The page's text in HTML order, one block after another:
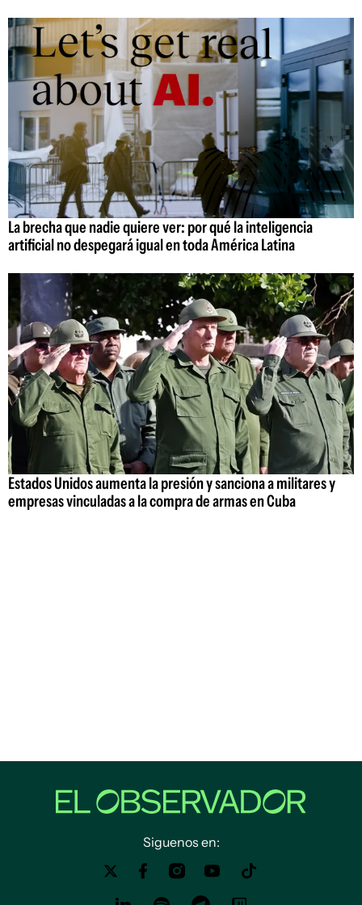
La brecha que nadie quiere ver: por qué la inteligencia
artificial no despegará igual en toda América Latina
Estados Unidos aumenta la presión y sanciona a militares y
empresas vinculadas a la compra de armas en Cuba
Siguenos en: